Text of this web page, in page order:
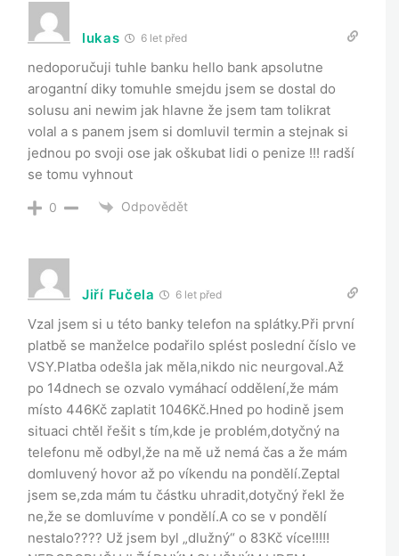
lukas 6 let před
nedoporučuji tuhle banku hello bank apsolutne
arogantní diky tomuhle smejdu jsem se dostal do
solusu ani newim jak hlavne že jsem tam tolikrat
volal a s panem jsem si domluvil termin a stejnak si
jednou po svoji ose jak oškubat lidi o penize !!! radší
se tomu vyhnout
0 Odpovědět
Jiří Fučela 6 let před
Vzal jsem si u této banky telefon na splátky.Při první
platbě se manželce podařilo splést poslední číslo ve
VSY.Platba odešla jak měla,nikdo nic neurgoval.Až
po 14dnech se ozvalo vymáhací oddělení,že mám
místo 446Kč zaplatit 1046Kč.Hned po hodině jsem
situaci chtěl řešit s tím,kde je problém,dotyčný na
telefonu mě odbyl,že na mě už nemá čas a že mám
domluvený hovor až po víkendu na pondělí.Zeptal
jsem se,zda mám tu částku uhradit,dotyčný řekl že
ne,že se domluvíme v pondělí.A co se v pondělí
nestalo???? Už jsem byl „dlužný“ o 83Kč více!!!!!